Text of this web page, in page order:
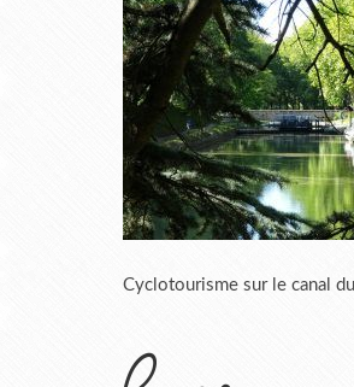
Cyclotourisme sur le canal